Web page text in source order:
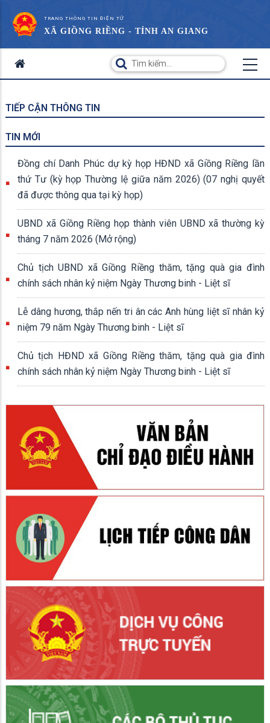
TRANG THÔNG TIN ĐIỆN TỬ
XÃ GIỒNG RIỀNG - TỈNH AN GIANG
TIẾP CẬN THÔNG TIN
TIN MỚI
Đồng chí Danh Phúc dự kỳ họp HĐND xã Giồng Riềng lần
thứ Tư (kỳ họp Thường lệ giữa năm 2026) (07 nghị quyết
đã được thông qua tại kỳ họp)
UBND xã Giồng Riềng họp thành viên UBND xã thường kỳ
tháng 7 năm 2026 (Mở rộng)
Chủ tịch UBND xã Giồng Riềng thăm, tặng quà gia đình
chính sách nhân kỷ niệm Ngày Thương binh - Liệt sĩ
Lễ dâng hương, thắp nến tri ân các Anh hùng liệt sĩ nhân kỷ
niệm 79 năm Ngày Thương binh - Liệt sĩ
Chủ tịch HĐND xã Giồng Riềng thăm, tặng quà gia đình
chính sách nhân kỷ niệm Ngày Thương binh - Liệt sĩ